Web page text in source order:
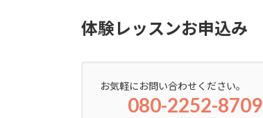
体験レッスンお申込み
お気軽にお問い合わせください。
080-2252-8709